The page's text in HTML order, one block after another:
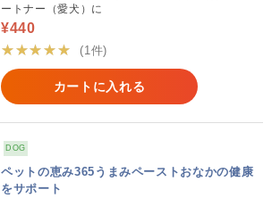
ートナー（愛犬）に
¥440
★★★★★
(1件)
カートに入れる
DOG
ペットの恵み365うまみペーストおなかの健康
をサポート